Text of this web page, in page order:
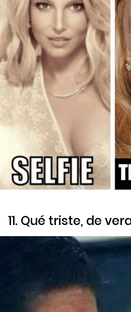
11. Qué triste, de